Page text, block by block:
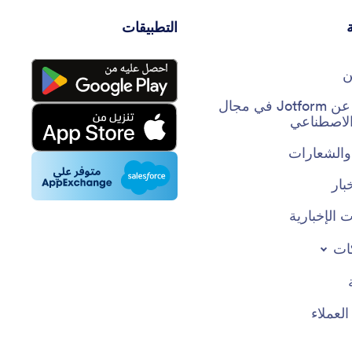
حقائق عن Jotform في مجال
الاصطناعي
الإخبارية
التطبيقات